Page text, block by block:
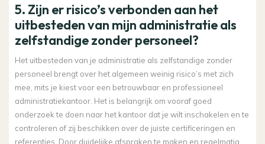
5. Zijn er risico’s verbonden aan het
uitbesteden van mijn administratie als
zelfstandige zonder personeel?
Het uitbesteden van je administratie als zelfstandige zonder
personeel brengt over het algemeen weinig risico’s met zich
mee, mits je kiest voor een betrouwbaar en professioneel
administratiekantoor. Het is belangrijk om vooraf goed
onderzoek te doen naar het kantoor dat je wilt inschakelen en te
controleren of zij beschikken over de juiste certificeringen en
referenties. Door duidelijke afspraken te maken en regelmatig